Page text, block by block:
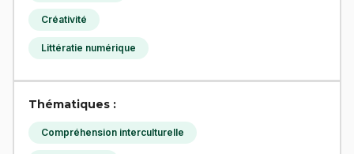
Créativité
Littératie numérique
Thématiques :
Compréhension interculturelle